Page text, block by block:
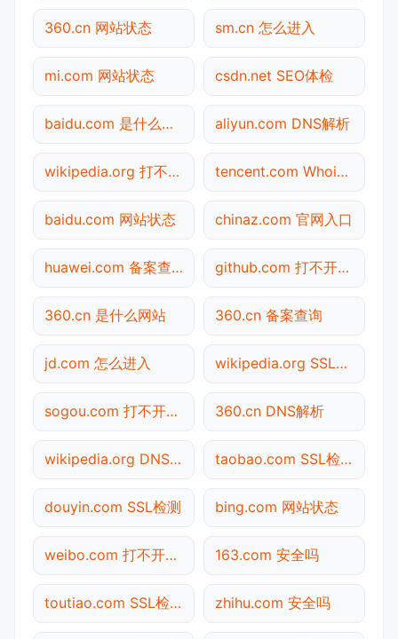
360.cn 网站状态 sm.cn 怎么进入
mi.com 网站状态 csdn.net SEO体检
baidu.com 是什么网站 aliyun.com DNS解析
wikipedia.org 打不开检测 tencent.com Whois查询
baidu.com 网站状态 chinaz.com 官网入口
huawei.com 备案查询 github.com 打不开检测
360.cn 是什么网站 360.cn 备案查询
jd.com 怎么进入 wikipedia.org SSL检测
sogou.com 打不开检测 360.cn DNS解析
wikipedia.org DNS解析 taobao.com SSL检测
douyin.com SSL检测 bing.com 网站状态
weibo.com 打不开检测 163.com 安全吗
toutiao.com SSL检测 zhihu.com 安全吗